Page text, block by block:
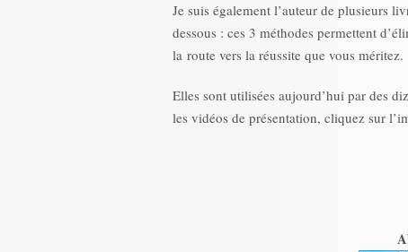
Je suis également l’auteur de plusieurs
dessous : ces 3 méthodes permettent
la route vers la réussite que vous méritez.
Elles sont utilisées aujourd’hui par des
les vidéos de présentation, cliquez sur